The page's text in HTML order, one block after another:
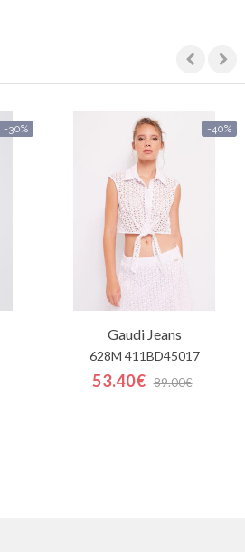
-30% -40%
Gaudi Jeans
628M 411BD45017
53.40€ 89.00€